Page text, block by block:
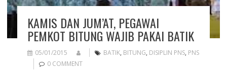
KAMIS DAN JUM’AT, PEGAWAI
PEMKOT BITUNG WAJIB PAKAI BATIK
05/01/2015 BATIK, BITUNG, DISIPLIN PNS, PNS
0 COMMENT